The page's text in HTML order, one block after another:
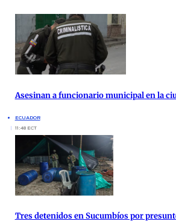
Asesinan a funcionario municipal en la
ECUADOR
11:48 ECT
Tres detenidos en Sucumbíos por